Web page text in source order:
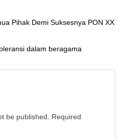
Pihak Demi Suksesnya PON XX
dalam beragama
be published.
Required